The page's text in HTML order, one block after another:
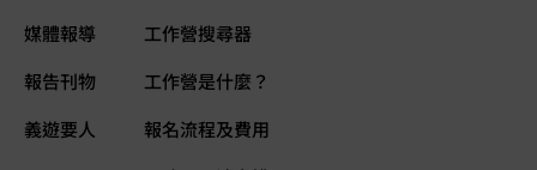
媒體報導
報告刊物
義遊要人
工作營搜尋器
工作營是什麼？
報名流程及費用